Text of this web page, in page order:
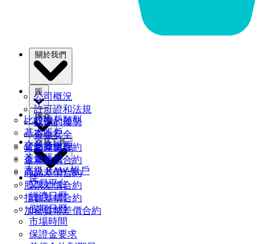
關於我們
公司概況
許可證和法規
我們的優勢
資金安全
法律文件
賬
比較帳戶類型
基本賬戶
交易者賬戶
黃金賬戶
高級 RAW 帳戶
儀器
貨幣差價合約
金屬差價合約
商品差價合約
股票差價合約
指數差價合約
加密貨幣差價合約
交易工具
交易平台
經濟日曆
假期日曆
市場時間
保證金要求
伴